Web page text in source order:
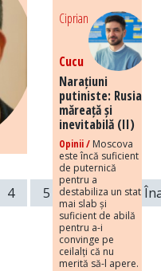
4 5 6 7
Ciprian
Cucu
Narațiuni
putiniste: Rusia
măreață și
inevitabilă (II)
Opinii / Moscova
este încă suficient
de puternică
pentru a
destabiliza un stat
mai slab și
suficient de abilă
pentru a-i
convinge pe
ceilalți că nu
merită să-l apere.